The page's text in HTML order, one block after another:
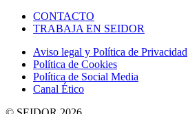
CONTACTO
TRABAJA EN SEIDOR
Aviso legal y Política de Privacidad
Política de Cookies
Política de Social Media
Canal Ético